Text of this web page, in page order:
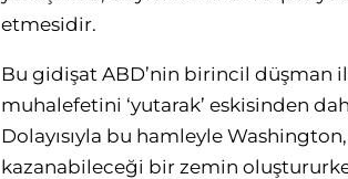
etmesidir.
Bu gidişat ABD’nin birincil düşman
muhalefetini ‘yutarak’ eskisinden
Dolayısıyla bu hamleyle
kazanabileceği bir zemin